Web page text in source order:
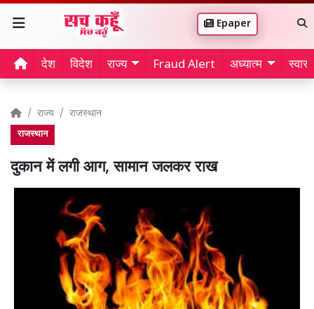
Epaper
देश विदेश राज्य Fraud Alert अध्यात्म
राज्य राजस्थान
राजस्थान
दुकान में लगी आग, सामान जलकर राख